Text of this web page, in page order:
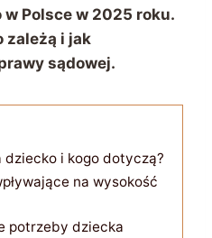
Polsce w 2025 roku.
zależą i jak
sądowej.
dziecko i kogo dotyczą?
na wysokość
potrzeby dziecka